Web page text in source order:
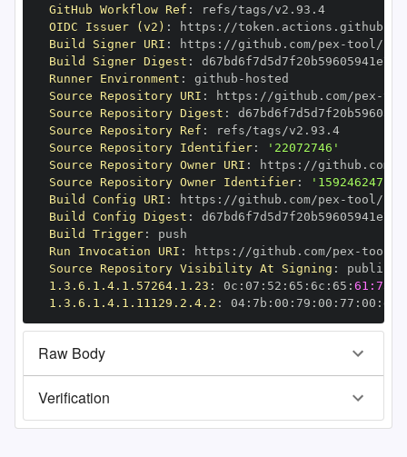
GitHub Workflow Ref :
refs/tags/v2.93.4
OIDC Issuer (v2) : https :
Build Signer URI : https : //github.com/pex -
Build Signer Digest :
Runner Environment : github -
Source Repository URI : https : //github.com/pex -
Source Repository Digest :
Source Repository Ref :
refs/tags/v2.93.4
Source Repository Identifier:
'22072746'
Source Repository Owner URI : https : //github.com/
Source Repository Owner Identifier:
'159246247'
Build Config URI : https : //github.com/pex -
Build Config Digest :
Build Trigger:
Run Invocation URI : https : //github.com/pex -
Source Repository Visibility At Signing :
1.3.6.1.4.1.57264.1.23 : 0c : 07 : 52 : 65 : 6c : 65 :
1.3.6.1.4.1.11129.2.4.2 : 04: 7b : 00 : 79 : 00 : 77 : 00 : dd
Raw Body
Verification